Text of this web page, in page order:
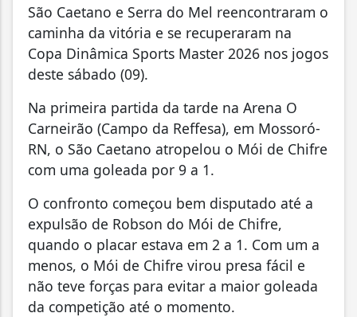
São Caetano e Serra do Mel reencontraram o
caminha da vitória e se recuperaram na
Copa Dinâmica Sports Master 2026 nos jogos
deste sábado (09).
Na primeira partida da tarde na Arena O
Carneirão (Campo da Reffesa), em Mossoró-
RN, o São Caetano atropelou o Mói de Chifre
com uma goleada por 9 a 1.
O confronto começou bem disputado até a
expulsão de Robson do Mói de Chifre,
quando o placar estava em 2 a 1. Com um a
menos, o Mói de Chifre virou presa fácil e
não teve forças para evitar a maior goleada
da competição até o momento.